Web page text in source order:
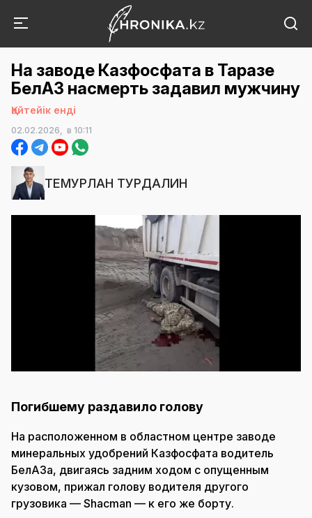
На заводе Казфосфата в Таразе
БелАЗ насмерть задавил мужчину
Қайтейік енді
02.02.2026, в 10:11
ТЕМУРЛАН ТУРДАЛИН
Погибшему раздавило голову
На расположенном в областном центре заводе
минеральных удобрений Казфосфата водитель
БелАЗа, двигаясь задним ходом с опущенным
кузовом, прижал голову водителя другого
грузовика — Shacman — к его же борту.